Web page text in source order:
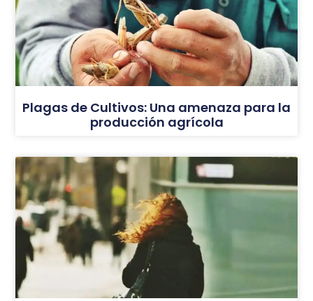
Plagas de Cultivos: Una amenaza para la
producción agrícola